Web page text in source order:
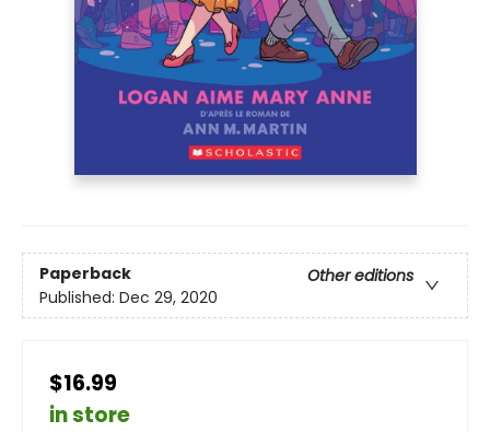
Paperback
Other editions
Published: Dec 29, 2020
$16.99
in store